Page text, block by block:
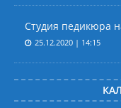
Студия педикюра
25.12.2020 | 14:15